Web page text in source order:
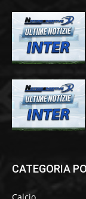
CATEGORIA